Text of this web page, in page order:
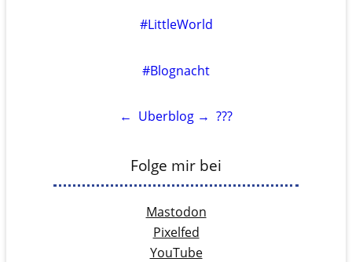
#LittleWorld
#Blognacht
← Uberblog → ???
Folge mir bei
Mastodon
Pixelfed
YouTube